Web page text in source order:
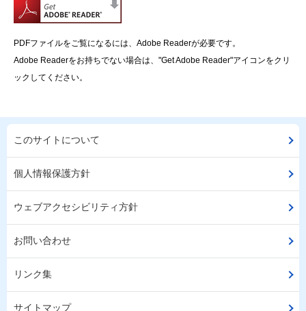
PDFファイルをご覧になるには、Adobe Readerが必要です。
Adobe Readerをお持ちでない場合は、"Get Adobe Reader"アイコンをクリ
ックしてください。
このサイトについて
個人情報保護方針
ウェブアクセシビリティ方針
お問い合わせ
リンク集
サイトマップ